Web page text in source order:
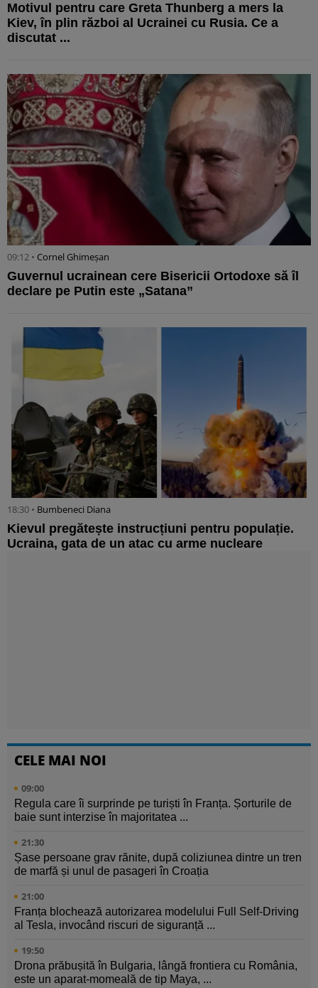
Motivul pentru care Greta Thunberg a mers la
Kiev, în plin război al Ucrainei cu Rusia. Ce a
discutat ...
09:12 • Cornel Ghimeșan
Guvernul ucrainean cere Bisericii Ortodoxe să îl
declare pe Putin este „Satana”
18:30 • Bumbeneci Diana
Kievul pregătește instrucțiuni pentru populație.
Ucraina, gata de un atac cu arme nucleare
CELE MAI NOI
09:00
Regula care îi surprinde pe turiști în Franța. Șorturile de
baie sunt interzise în majoritatea ...
21:30
Șase persoane grav rănite, după coliziunea dintre un tren
de marfă și unul de pasageri în Croația
21:00
Franța blochează autorizarea modelului Full Self-Driving
al Tesla, invocând riscuri de siguranță ...
19:50
Drona prăbușită în Bulgaria, lângă frontiera cu România,
este un aparat-momeală de tip Maya, ...